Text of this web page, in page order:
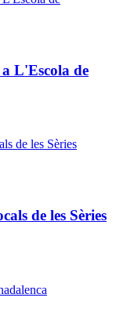
L'Escola de
de les Sèries